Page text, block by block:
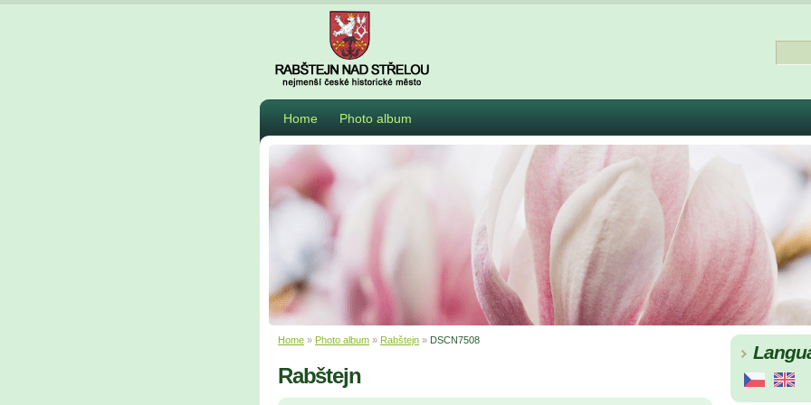
Home Photo album
Home » Photo album » Rabštejn » DSCN7508
Rabštejn